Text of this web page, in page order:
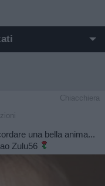
Chiacchiera
una bella anima...
Zulu56